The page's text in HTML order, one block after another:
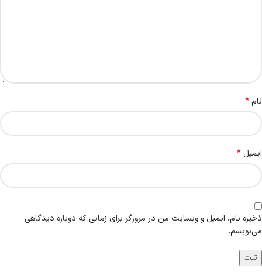
نام*
ایمیل *
ذخیره نام، ایمیل و وبسایت من در مرورگر برای زمانی که دوباره دیدگاهی
می‌نویسم.